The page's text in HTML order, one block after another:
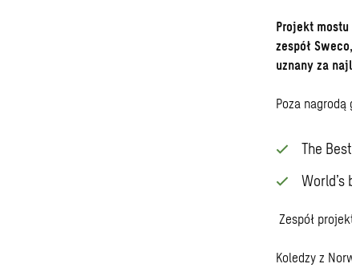
Projekt
zespół
uznany za
Poza
The
Zespół
Koledzy z